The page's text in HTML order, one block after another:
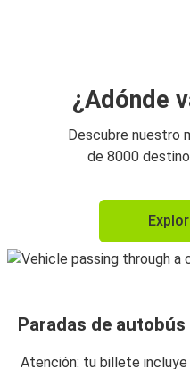
¿Adónde
Descubre nuestro
de 8000
Paradas de autobús
Atención: tu billete